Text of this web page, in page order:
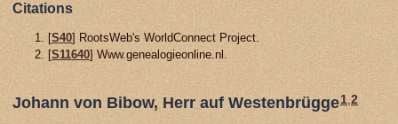
Citations
[S40] RootsWeb's WorldConnect Project.
[S11640] Www.genealogieonline.nl.
Johann von Bibow, Herr auf Westenbrügge1 2